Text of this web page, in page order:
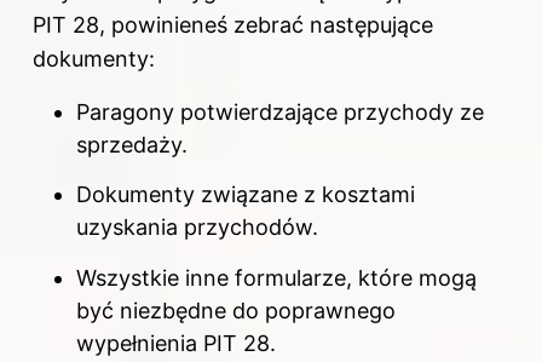
PIT 28, powinieneś zebrać następujące
dokumenty:
Paragony potwierdzające przychody ze
sprzedaży.
Dokumenty związane z kosztami
uzyskania przychodów.
Wszystkie inne formularze, które mogą
być niezbędne do poprawnego
wypełnienia PIT 28.